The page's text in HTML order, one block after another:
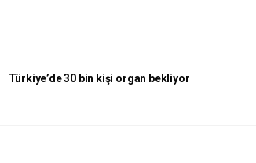
Türkiye’de 30 bin kişi organ bekliyor